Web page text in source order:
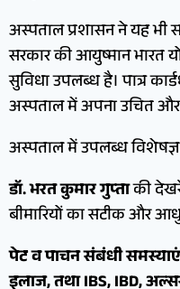
अस्पताल प्रशासन ने यह भी
सरकार की आयुष्मान भारत
सुविधा उपलब्ध है। पात्र
अस्पताल में अपना उचित
अस्पताल में उपलब्ध
डॉ. भरत कुमार गुप्ताकी
बीमारियों का सटीक और
पेट व पाचन संबंधी
इलाज, तथा IBS, IBD,